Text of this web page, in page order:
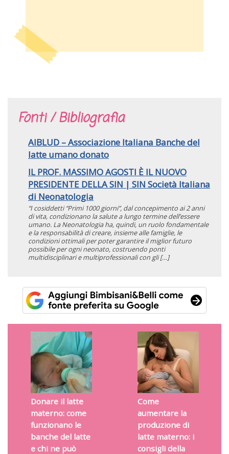
Fonti / Bibliografia
AIBLUD – Associazione Italiana Banche del
latte umano donato
IL PROF. MASSIMO AGOSTI È IL NUOVO
PRESIDENTE DELLA SIN | SIN Società Italiana
di Neonatologia
“I cosiddetti “Primi 1000 giorni”, dal concepimento ai 2 anni
di vita, condizionano la salute a lungo termine dell’essere
umano. La Neonatologia ha, quindi, un ruolo fondamentale
e la responsabilità di creare, insieme alle famiglie, le
condizioni ottimali per poter garantire il miglior futuro
possibile per ogni neonato, costruendo ponti
multidisciplinari e multiprofessionali con gli […]
Donare il latte
materno: come
funzionano le
banche del latte
e chi ne può
Come
aumentare la
produzione di
latte materno: i
consigli della